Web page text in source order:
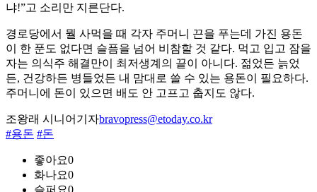
냐!”고 소리만 지른단다.
경로당에서 뭘 사먹을 때 각자 주머니 끈을 푸는데 가진 용돈
이 한 푼도 없다면 슬픔을 넘어 비참할 것 같다. 먹고 입고 잠을
자는 의식주 해결만이 최저생계의 끝이 아니다. 젊었든 늙었
든, 건강하든 병들었든 내 맘대로 쓸 수 있는 용돈이 필요하다.
주머니에 돈이 있으면 배도 안 고프고 춥지도 않다.
조왕래 시니어기자bravopress@etoday.co.kr
#용돈 #돈
좋아요0
화나요0